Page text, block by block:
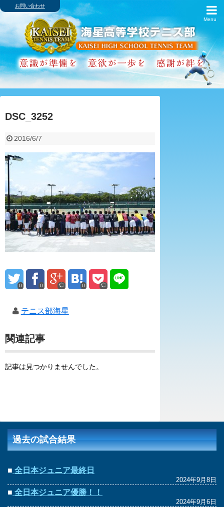
お問い合わせ
DSC_3252
2016/6/7
0 0 0
テニス部海星
関連記事
記事は見つかりませんでした。
過去の試合結果
■ 全日本ジュニア最終日
2024年9月8日
■ 全日本ジュニア優勝！！
2024年9月6日
ホーム
ブログ
歴代主将・戦績
アルバム
スケジュール
インターハイ
クラブ紹介
シャミナード寮